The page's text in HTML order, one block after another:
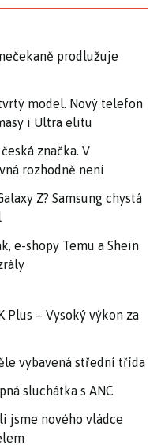
prodlužuje
model. Nový telefon
i Ultra elitu
značka. V
rozhodně není
Z? Samsung chystá
e-shopy Temu a Shein
Plus – Vysoký výkon za
vybavená střední třída
sluchátka s ANC
jsme nového vládce